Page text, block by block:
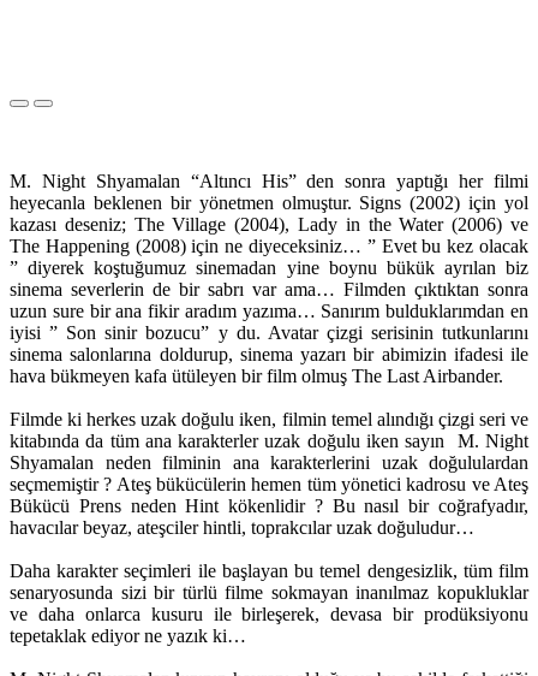
M. Night Shyamalan “Altıncı His” den sonra yaptığı her filmi
heyecanla beklenen bir yönetmen olmuştur. Signs (2002) için yol
kazası deseniz; The Village (2004), Lady in the Water (2006) ve
The Happening (2008) için ne diyeceksiniz… ” Evet bu kez olacak
” diyerek koştuğumuz sinemadan yine boynu bükük ayrılan biz
sinema severlerin de bir sabrı var ama… Filmden çıktıktan sonra
uzun sure bir ana fikir aradım yazıma… Sanırım bulduklarımdan en
iyisi ” Son sinir bozucu” y du. Avatar çizgi serisinin tutkunlarını
sinema salonlarına doldurup, sinema yazarı bir abimizin ifadesi ile
hava bükmeyen kafa ütüleyen bir film olmuş The Last Airbander.
Filmde ki herkes uzak doğulu iken, filmin temel alındığı çizgi seri ve
kitabında da tüm ana karakterler uzak doğulu iken sayın M. Night
Shyamalan neden filminin ana karakterlerini uzak doğululardan
seçmemiştir ? Ateş bükücülerin hemen tüm yönetici kadrosu ve Ateş
Bükücü Prens neden Hint kökenlidir ? Bu nasıl bir coğrafyadır,
havacılar beyaz, ateşciler hintli, toprakcılar uzak doğuludur…
Daha karakter seçimleri ile başlayan bu temel dengesizlik, tüm film
senaryosunda sizi bir türlü filme sokmayan inanılmaz kopukluklar
ve daha onlarca kusuru ile birleşerek, devasa bir prodüksiyonu
tepetaklak ediyor ne yazık ki…